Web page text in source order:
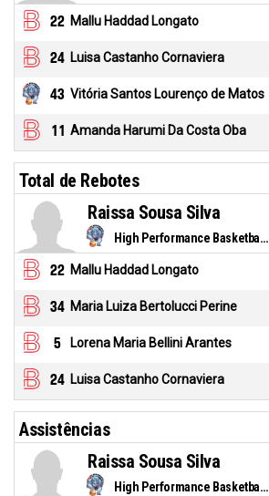
22 Mallu Haddad Longato
24 Luisa Castanho Cornaviera
43 Vitória Santos Lourenço de Matos
11 Amanda Harumi Da Costa Oba
Total de Rebotes
High Performance Basketball -15
Raissa Sousa Silva
22 Mallu Haddad Longato
34 Maria Luiza Bertolucci Perine
5 Lorena Maria Bellini Arantes
24 Luisa Castanho Cornaviera
Assistências
High Performance Basketball -15
Raissa Sousa Silva